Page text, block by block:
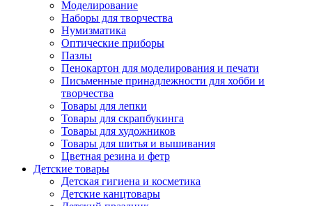
Моделирование
Наборы для творчества
Нумизматика
Оптические приборы
Пазлы
Пенокартон для моделирования и печати
Письменные принадлежности для хобби и
творчества
Товары для лепки
Товары для скрапбукинга
Товары для художников
Товары для шитья и вышивания
Цветная резина и фетр
Детские товары
Детская гигиена и косметика
Детские канцтовары